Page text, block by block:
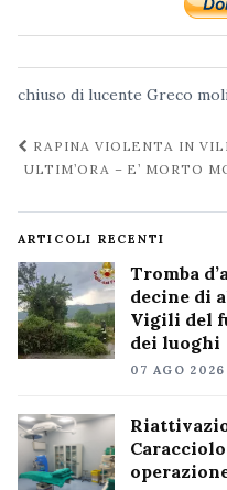
chiuso di lucente Greco
Navigazione
post
RAPINA VIOLENTA IN
ULTIM’ORA – E’ MORTO
ARTICOLI RECENTI
Tromba
decine di
Vigili del
dei luoghi
07 AGO 2026